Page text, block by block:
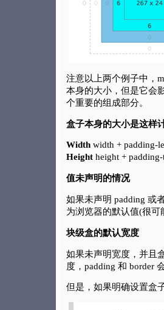
注意以上两个例子中，
本身的大小，但是它会
个重要的组成部分。
盒子本身的大小是这样
Width width + padding-
Height height +
值未声明的情况
如果未声明 padding 或
为浏览器的默认值(很
块级盒的默认宽度
如果未声明宽度，并且
度，padding 和 border
但是，如果明确设置盒